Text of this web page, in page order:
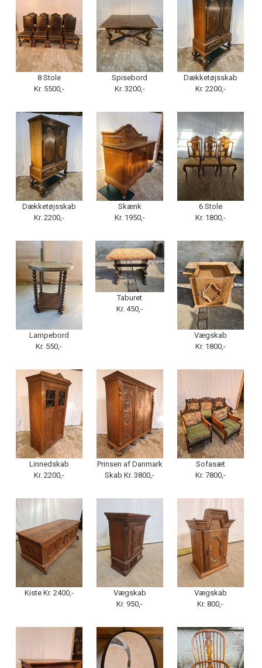
8 Stole
Kr. 5500,-
Spisebord
Kr. 3200,-
Dækketøjsskab
Kr. 2200,-
Dækketøjsskab
Kr. 2200,-
Skænk
Kr. 1950,-
6 Stole
Kr. 1800,-
Lampebord
Kr. 550,-
Taburet
Kr. 450,-
Vægskab
Kr. 1800,-
Linnedskab
Kr. 2200,-
Prinsen af Danmark
Skab Kr. 3800,-
Sofasæt
Kr. 7800,-
Kiste Kr. 2400,-
Vægskab
Kr. 950,-
Vægskab
Kr. 800,-